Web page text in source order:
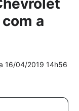
a
16/04/2019 14h56